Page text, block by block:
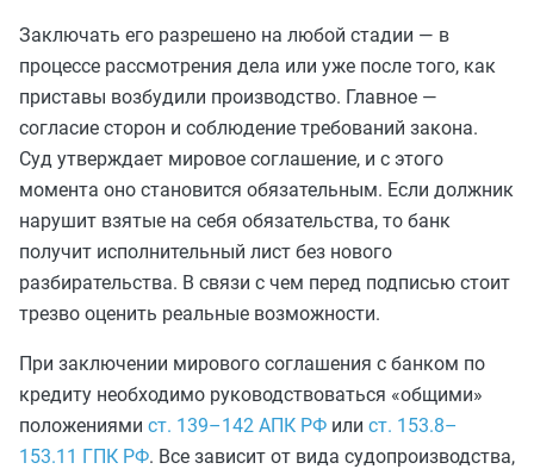
Заключать его разрешено на любой стадии — в
процессе рассмотрения дела или уже после того, как
приставы возбудили производство. Главное —
согласие сторон и соблюдение требований закона.
Суд утверждает мировое соглашение, и с этого
момента оно становится обязательным. Если должник
нарушит взятые на себя обязательства, то банк
получит исполнительный лист без нового
разбирательства. В связи с чем перед подписью стоит
трезво оценить реальные возможности.
При заключении мирового соглашения с банком по
кредиту необходимо руководствоваться «общими»
положениями ст. 139–142 АПК РФ или ст. 153.8–
153.11 ГПК РФ. Все зависит от вида судопроизводства,